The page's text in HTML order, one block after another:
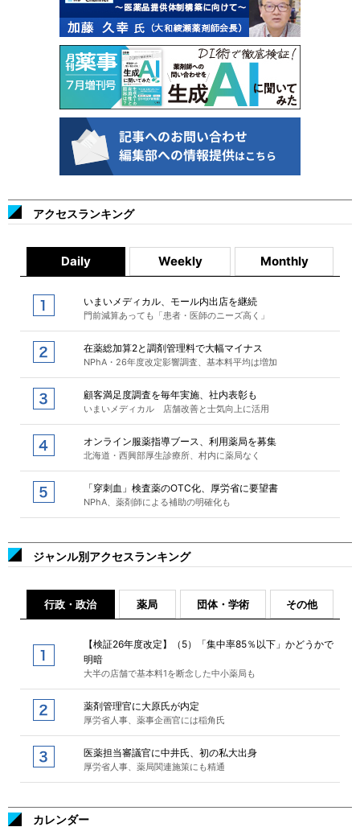
アクセスランキング
Daily Weekly Monthly
いまいメディカル、モール内出店を継続
門前減算あっても「患者・医師のニーズ高く」
在薬総加算2と調剤管理料で大幅マイナス
NPhA・26年度改定影響調査、基本料平均は増加
顧客満足度調査を毎年実施、社内表彰も
いまいメディカル 店舗改善と士気向上に活用
オンライン服薬指導ブース、利用薬局を募集
北海道・西興部厚生診療所、村内に薬局なく
「穿刺血」検査薬のOTC化、厚労省に要望書
NPhA、薬剤師による補助の明確化も
ジャンル別アクセスランキング
行政・政治 薬局 団体・学術 その他
【検証26年度改定】（5）「集中率85％以下」かどうかで
明暗
大半の店舗で基本料1を断念した中小薬局も
薬剤管理官に大原氏が内定
厚労省人事、薬事企画官には稲角氏
医薬担当審議官に中井氏、初の私大出身
厚労省人事、薬局関連施策にも精通
カレンダー